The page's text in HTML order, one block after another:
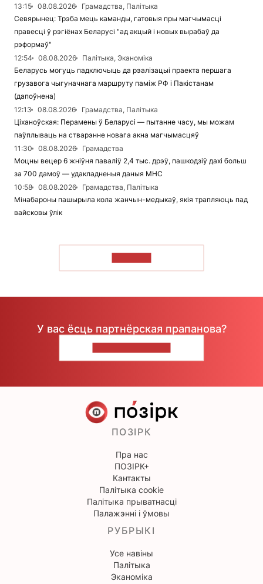
13:15
08.08.2026
Грамадства, Палітыка
Севярынец: Трэба мець каманды, гатовыя пры магчымасці
правесці ў рэгіёнах Беларусі "ад акцый і новых вырабаў да
рэформаў"
12:54
08.08.2026
Палітыка, Эканоміка
Беларусь могуць падключыць да рэалізацыі праекта першага
грузавога чыгуначнага маршруту паміж РФ і Пакістанам
(дапоўнена)
12:13
08.08.2026
Грамадства, Палітыка
Ціханоўская: Перамены ў Беларусі — пытанне часу, мы можам
паўплываць на стварэнне новага акна магчымасцяў
11:30
08.08.2026
Грамадства
Моцны вецер 6 жніўня паваліў 2,4 тыс. дрэў, пашкодзіў дахі больш
за 700 дамоў — удакладненыя даныя МНС
10:58
08.08.2026
Грамадства, Палітыка
Мінабароны пашырыла кола жанчын-медыкаў, якія трапляюць пад
вайсковы ўлік
У вас ёсць партнёрская прапанова?
ПОЗІРК
Пра нас
ПОЗІРК+
Кантакты
Палітыка cookie
Палітыка прыватнасці
Палажэнні і ўмовы
РУБРЫКІ
Усе навіны
Палітыка
Эканоміка